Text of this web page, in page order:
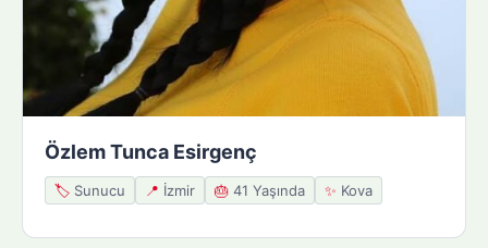
Özlem Tunca Esirgenç
🏷️ Sunucu 📍 İzmir 🎂 41 Yaşında ✨ Kova